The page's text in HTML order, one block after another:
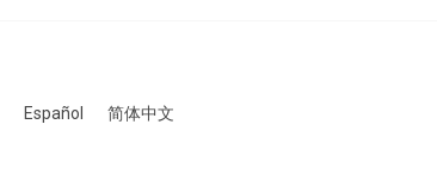
Español 简体中文